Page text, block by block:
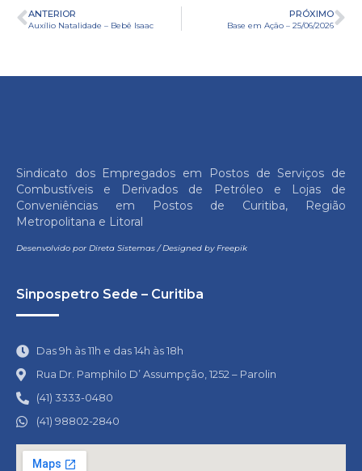
ANTERIOR
Auxílio Natalidade – Bebê Isaac
PRÓXIMO
Base em Ação – 25/06/2026
Sindicato dos Empregados em Postos de Serviços de
Combustíveis e Derivados de Petróleo e Lojas de
Conveniências em Postos de Curitiba, Região
Metropolitana e Litoral
Desenvolvido por Direta Sistemas/Designed by Freepik
Sinpospetro Sede – Curitiba
Das 9h às 11h e das 14h às 18h
Rua Dr. Pamphilo D’ Assumpção, 1252 – Parolin
(41) 3333-0480
(41) 98802-2840